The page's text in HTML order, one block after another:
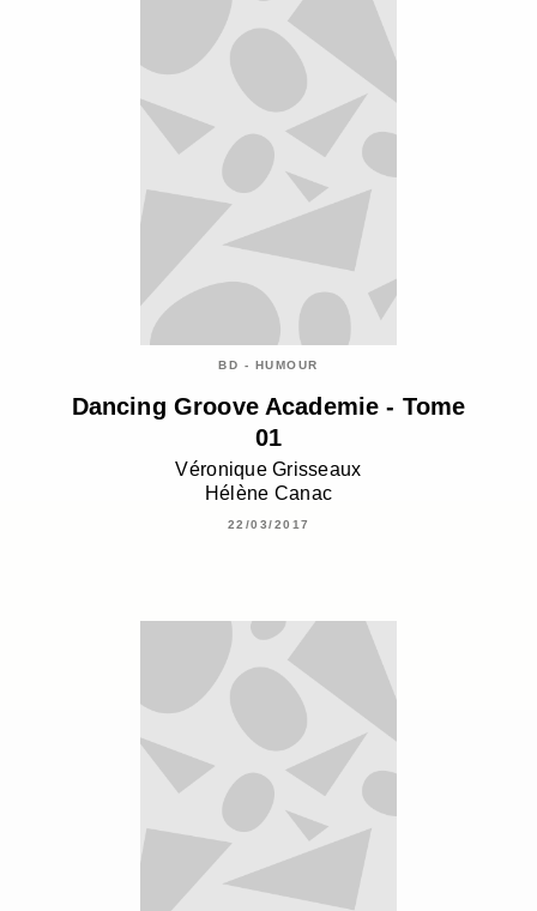
BD - HUMOUR
Dancing Groove Academie - Tome
01
Véronique Grisseaux
Hélène Canac
22/03/2017